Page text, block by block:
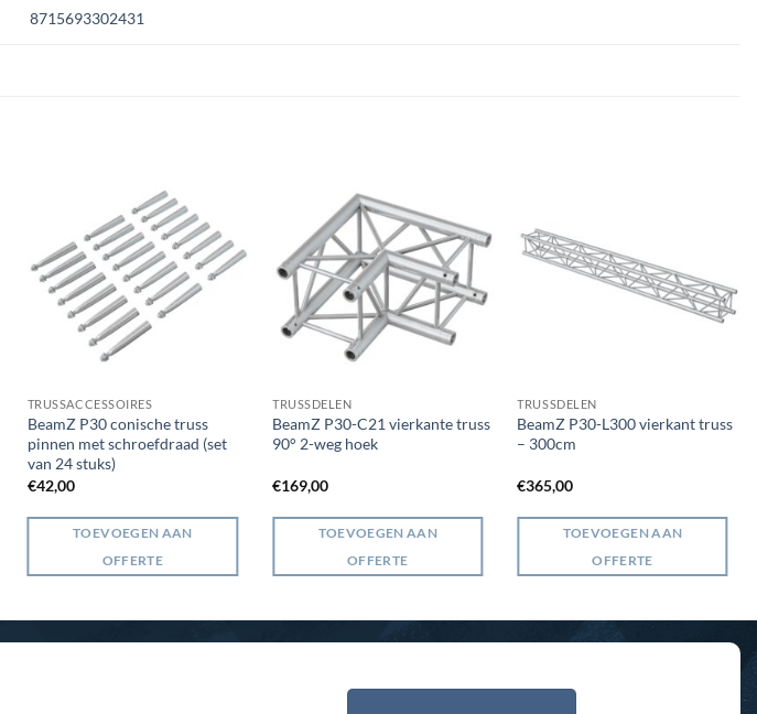
8715693302431
TRUSSACCESSOIRES
BeamZ P30 conische truss
pinnen met schroefdraad (set
van 24 stuks)
€42,00
TOEVOEGEN AAN
OFFERTE
TRUSSDELEN
BeamZ P30-C21 vierkante truss
90° 2-weg hoek
€169,00
TOEVOEGEN AAN
OFFERTE
TRUSSDELEN
BeamZ P30-L300 vierkant truss
– 300cm
€365,00
TOEVOEGEN AAN
OFFERTE